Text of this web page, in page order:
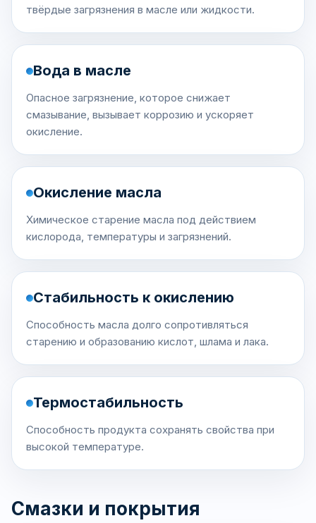
твёрдые загрязнения в масле или жидкости.
Вода в масле
Опасное загрязнение, которое снижает
смазывание, вызывает коррозию и ускоряет
окисление.
Окисление масла
Химическое старение масла под действием
кислорода, температуры и загрязнений.
Стабильность к окислению
Способность масла долго сопротивляться
старению и образованию кислот, шлама и лака.
Термостабильность
Способность продукта сохранять свойства при
высокой температуре.
Смазки и покрытия